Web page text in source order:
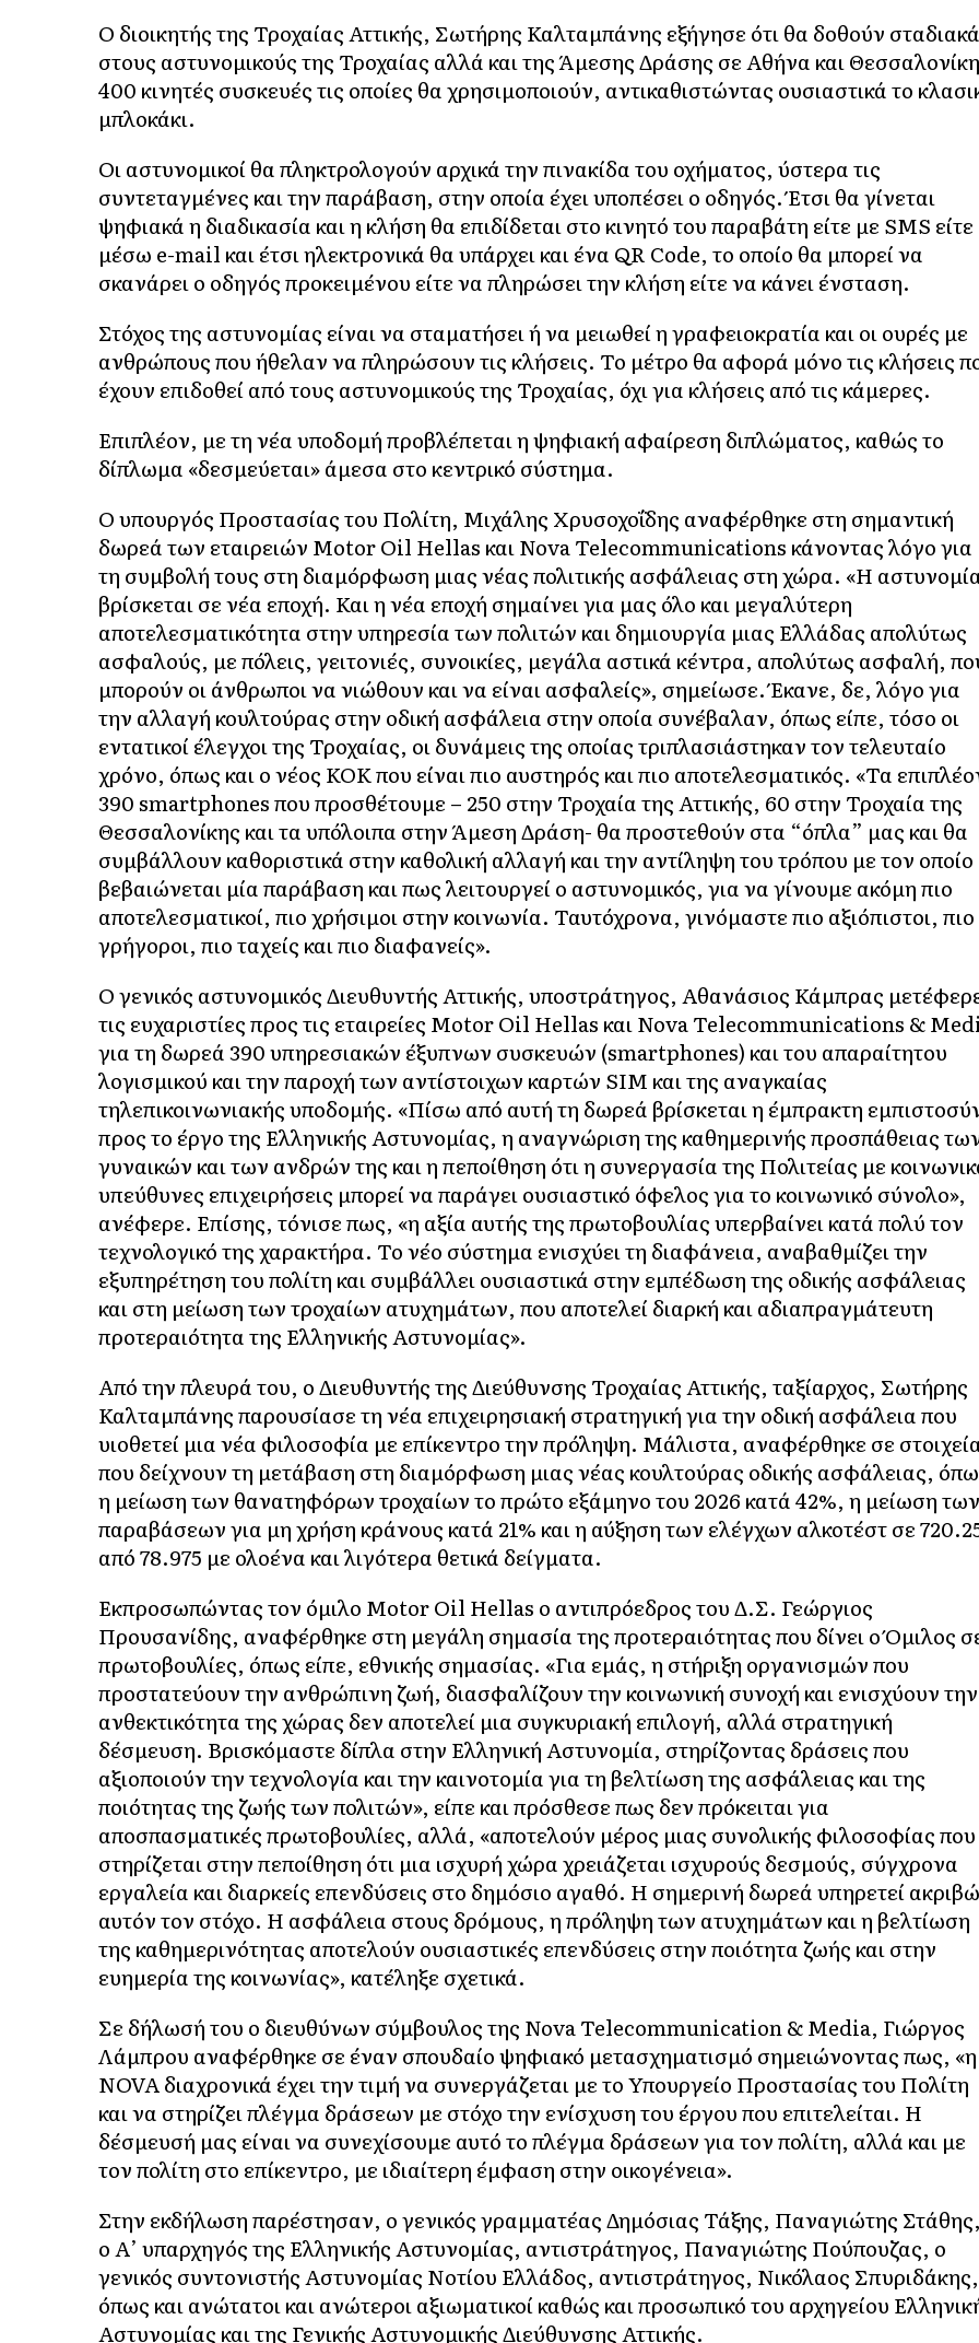
Ο διοικητής της Τροχαίας Αττικής, Σωτήρης Καλταμπάνης εξήγησε ότι θα δοθούν σταδιακά
στους αστυνομικούς της Τροχαίας αλλά και της Άμεσης Δράσης σε Αθήνα και Θεσσαλονίκη
400 κινητές συσκευές τις οποίες θα χρησιμοποιούν, αντικαθιστώντας ουσιαστικά το
μπλοκάκι.
Οι αστυνομικοί θα πληκτρολογούν αρχικά την πινακίδα του οχήματος, ύστερα τις
συντεταγμένες και την παράβαση, στην οποία έχει υποπέσει ο οδηγός. Έτσι θα γίνεται
ψηφιακά η διαδικασία και η κλήση θα επιδίδεται στο κινητό του παραβάτη είτε με SMS είτε
μέσω e-mail και έτσι ηλεκτρονικά θα υπάρχει και ένα QR Code, το οποίο θα μπορεί να
σκανάρει ο οδηγός προκειμένου είτε να πληρώσει την κλήση είτε να κάνει ένσταση.
Στόχος της αστυνομίας είναι να σταματήσει ή να μειωθεί η γραφειοκρατία και οι ουρές με
ανθρώπους που ήθελαν να πληρώσουν τις κλήσεις. Το μέτρο θα αφορά μόνο τις κλήσεις
έχουν επιδοθεί από τους αστυνομικούς της Τροχαίας, όχι για κλήσεις από τις κάμερες.
Επιπλέον, με τη νέα υποδομή προβλέπεται η ψηφιακή αφαίρεση διπλώματος, καθώς το
δίπλωμα «δεσμεύεται» άμεσα στο κεντρικό σύστημα. ​
Ο υπουργός Προστασίας του Πολίτη, Μιχάλης Χρυσοχοΐδης αναφέρθηκε στη σημαντική
δωρεά των εταιρειών Motor Oil Hellas και Nova Telecommunications κάνοντας λόγο για
τη συμβολή τους στη διαμόρφωση μιας νέας πολιτικής ασφάλειας στη χώρα. «Η
βρίσκεται σε νέα εποχή. Και η νέα εποχή σημαίνει για μας όλο και μεγαλύτερη
αποτελεσματικότητα στην υπηρεσία των πολιτών και δημιουργία μιας Ελλάδας απολύτως
ασφαλούς, με πόλεις, γειτονιές, συνοικίες, μεγάλα αστικά κέντρα, απολύτως ασφαλή,
μπορούν οι άνθρωποι να νιώθουν και να είναι ασφαλείς», σημείωσε. Έκανε, δε, λόγο για
την αλλαγή κουλτούρας στην οδική ασφάλεια στην οποία συνέβαλαν, όπως είπε, τόσο οι
εντατικοί έλεγχοι της Τροχαίας, οι δυνάμεις της οποίας τριπλασιάστηκαν τον τελευταίο
χρόνο, όπως και ο νέος ΚΟΚ που είναι πιο αυστηρός και πιο αποτελεσματικός. «Τα
390 smartphones που προσθέτουμε – 250 στην Τροχαία της Αττικής, 60 στην Τροχαία της
Θεσσαλονίκης και τα υπόλοιπα στην Άμεση Δράση- θα προστεθούν στα “όπλα” μας και θα
συμβάλλουν καθοριστικά στην καθολική αλλαγή και την αντίληψη του τρόπου με τον οποίο
βεβαιώνεται μία παράβαση και πως λειτουργεί ο αστυνομικός, για να γίνουμε ακόμη πιο
αποτελεσματικοί, πιο χρήσιμοι στην κοινωνία. Ταυτόχρονα, γινόμαστε πιο αξιόπιστοι, πιο
γρήγοροι, πιο ταχείς και πιο διαφανείς».
Ο γενικός αστυνομικός Διευθυντής Αττικής, υποστράτηγος, Αθανάσιος Κάμπρας
τις ευχαριστίες προς τις εταιρείες Motor Oil Hellas και Nova Telecommunications &
για τη δωρεά 390 υπηρεσιακών έξυπνων συσκευών (smartphones) και του απαραίτητου
λογισμικού και την παροχή των αντίστοιχων καρτών SIM και της αναγκαίας
τηλεπικοινωνιακής υποδομής. «Πίσω από αυτή τη δωρεά βρίσκεται η έμπρακτη
προς το έργο της Ελληνικής Αστυνομίας, η αναγνώριση της καθημερινής προσπάθειας
γυναικών και των ανδρών της και η πεποίθηση ότι η συνεργασία της Πολιτείας με
υπεύθυνες επιχειρήσεις μπορεί να παράγει ουσιαστικό όφελος για το κοινωνικό σύνολο»,
ανέφερε. Επίσης, τόνισε πως, «η αξία αυτής της πρωτοβουλίας υπερβαίνει κατά πολύ τον
τεχνολογικό της χαρακτήρα. Το νέο σύστημα ενισχύει τη διαφάνεια, αναβαθμίζει την
εξυπηρέτηση του πολίτη και συμβάλλει ουσιαστικά στην εμπέδωση της οδικής ασφάλειας
και στη μείωση των τροχαίων ατυχημάτων, που αποτελεί διαρκή και αδιαπραγμάτευτη
προτεραιότητα της Ελληνικής Αστυνομίας».
Από την πλευρά του, ο Διευθυντής της Διεύθυνσης Τροχαίας Αττικής, ταξίαρχος, Σωτήρης
Καλταμπάνης παρουσίασε τη νέα επιχειρησιακή στρατηγική για την οδική ασφάλεια που
υιοθετεί μια νέα φιλοσοφία με επίκεντρο την πρόληψη. Μάλιστα, αναφέρθηκε σε
που δείχνουν τη μετάβαση στη διαμόρφωση μιας νέας κουλτούρας οδικής ασφάλειας,
η μείωση των θανατηφόρων τροχαίων το πρώτο εξάμηνο του 2026 κατά 42%, η μείωση των
παραβάσεων για μη χρήση κράνους κατά 21% και η αύξηση των ελέγχων αλκοτέστ σε
από 78.975 με ολοένα και λιγότερα θετικά δείγματα.
Εκπροσωπώντας τον όμιλο Motor Oil Hellas ο αντιπρόεδρος του Δ.Σ. Γεώργιος
Προυσανίδης, αναφέρθηκε στη μεγάλη σημασία της προτεραιότητας που δίνει ο Όμιλος
πρωτοβουλίες, όπως είπε, εθνικής σημασίας. «Για εμάς, η στήριξη οργανισμών που
προστατεύουν την ανθρώπινη ζωή, διασφαλίζουν την κοινωνική συνοχή και ενισχύουν την
ανθεκτικότητα της χώρας δεν αποτελεί μια συγκυριακή επιλογή, αλλά στρατηγική
δέσμευση. Βρισκόμαστε δίπλα στην Ελληνική Αστυνομία, στηρίζοντας δράσεις που
αξιοποιούν την τεχνολογία και την καινοτομία για τη βελτίωση της ασφάλειας και της
ποιότητας της ζωής των πολιτών», είπε και πρόσθεσε πως δεν πρόκειται για
αποσπασματικές πρωτοβουλίες, αλλά, «αποτελούν μέρος μιας συνολικής φιλοσοφίας που
στηρίζεται στην πεποίθηση ότι μια ισχυρή χώρα χρειάζεται ισχυρούς δεσμούς, σύγχρονα
εργαλεία και διαρκείς επενδύσεις στο δημόσιο αγαθό. Η σημερινή δωρεά υπηρετεί
αυτόν τον στόχο. Η ασφάλεια στους δρόμους, η πρόληψη των ατυχημάτων και η βελτίωση
της καθημερινότητας αποτελούν ουσιαστικές επενδύσεις στην ποιότητα ζωής και στην
ευημερία της κοινωνίας», κατέληξε σχετικά.
Σε δήλωσή του ο διευθύνων σύμβουλος της Nova Telecommunication & Media, Γιώργος
Λάμπρου αναφέρθηκε σε έναν σπουδαίο ψηφιακό μετασχηματισμό σημειώνοντας πως, «η
NOVA διαχρονικά έχει την τιμή να συνεργάζεται με το Υπουργείο Προστασίας του Πολίτη
και να στηρίζει πλέγμα δράσεων με στόχο την ενίσχυση του έργου που επιτελείται. Η
δέσμευσή μας είναι να συνεχίσουμε αυτό το πλέγμα δράσεων για τον πολίτη, αλλά και με
τον πολίτη στο επίκεντρο, με ιδιαίτερη έμφαση στην οικογένεια».
Στην εκδήλωση παρέστησαν, ο γενικός γραμματέας Δημόσιας Τάξης, Παναγιώτης Στάθης,
ο Α’ υπαρχηγός της Ελληνικής Αστυνομίας, αντιστράτηγος, Παναγιώτης Πούπουζας, ο
γενικός συντονιστής Αστυνομίας Νοτίου Ελλάδος, αντιστράτηγος, Νικόλαος Σπυριδάκης,
όπως και ανώτατοι και ανώτεροι αξιωματικοί καθώς και προσωπικό του αρχηγείου
Αστυνομίας και της Γενικής Αστυνομικής Διεύθυνσης Αττικής.